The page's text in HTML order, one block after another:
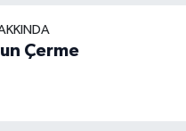
Çerme